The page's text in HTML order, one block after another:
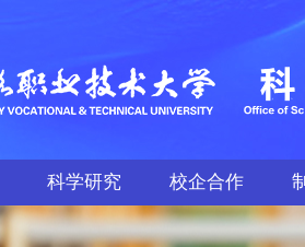
科学研究 校企合作